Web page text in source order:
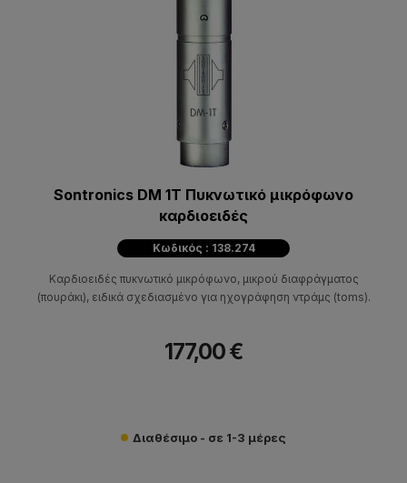
Sontronics DM 1Τ Πυκνωτικό μικρόφωνο
καρδιοειδές
Κωδικός : 138.274
Καρδιοειδές πυκνωτικό μικρόφωνο, μικρού διαφράγματος
(πουράκι), ειδικά σχεδιασμένο για ηχογράφηση ντράμς (toms).
177,00 €
Διαθέσιμο - σε 1-3 μέρες